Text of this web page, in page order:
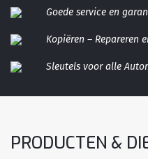
Goede service en
Kopiëren – Repareren
Sleutels voor alle
PRODUCTEN &